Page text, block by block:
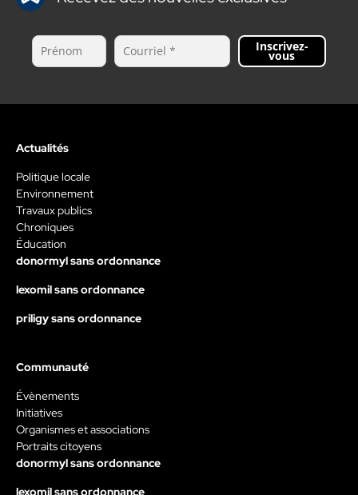
Inscrivez-
vous
Actualités
Politique locale
Environnement
Travaux publics
Chroniques
Éducation
donormyl sans ordonnance
lexomil sans ordonnance
priligy sans ordonnance
Communauté
Évènements
Initiatives
Organismes et associations
Portraits citoyens
donormyl sans ordonnance
lexomil sans ordonnance